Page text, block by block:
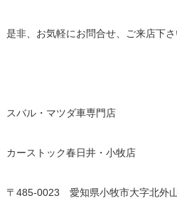
是非、お気軽にお問合せ、ご来店下
スバル・マツダ車専門店
カーストック春日井・小牧店
〒485-0023 愛知県小牧市大字北外